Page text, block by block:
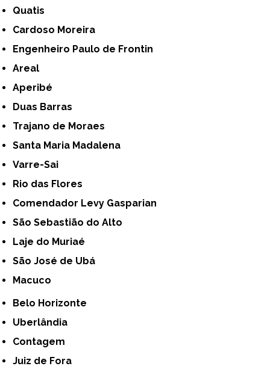
Quatis
Cardoso Moreira
Engenheiro Paulo de Frontin
Areal
Aperibé
Duas Barras
Trajano de Moraes
Santa Maria Madalena
Varre-Sai
Rio das Flores
Comendador Levy Gasparian
São Sebastião do Alto
Laje do Muriaé
São José de Ubá
Macuco
Belo Horizonte
Uberlândia
Contagem
Juiz de Fora